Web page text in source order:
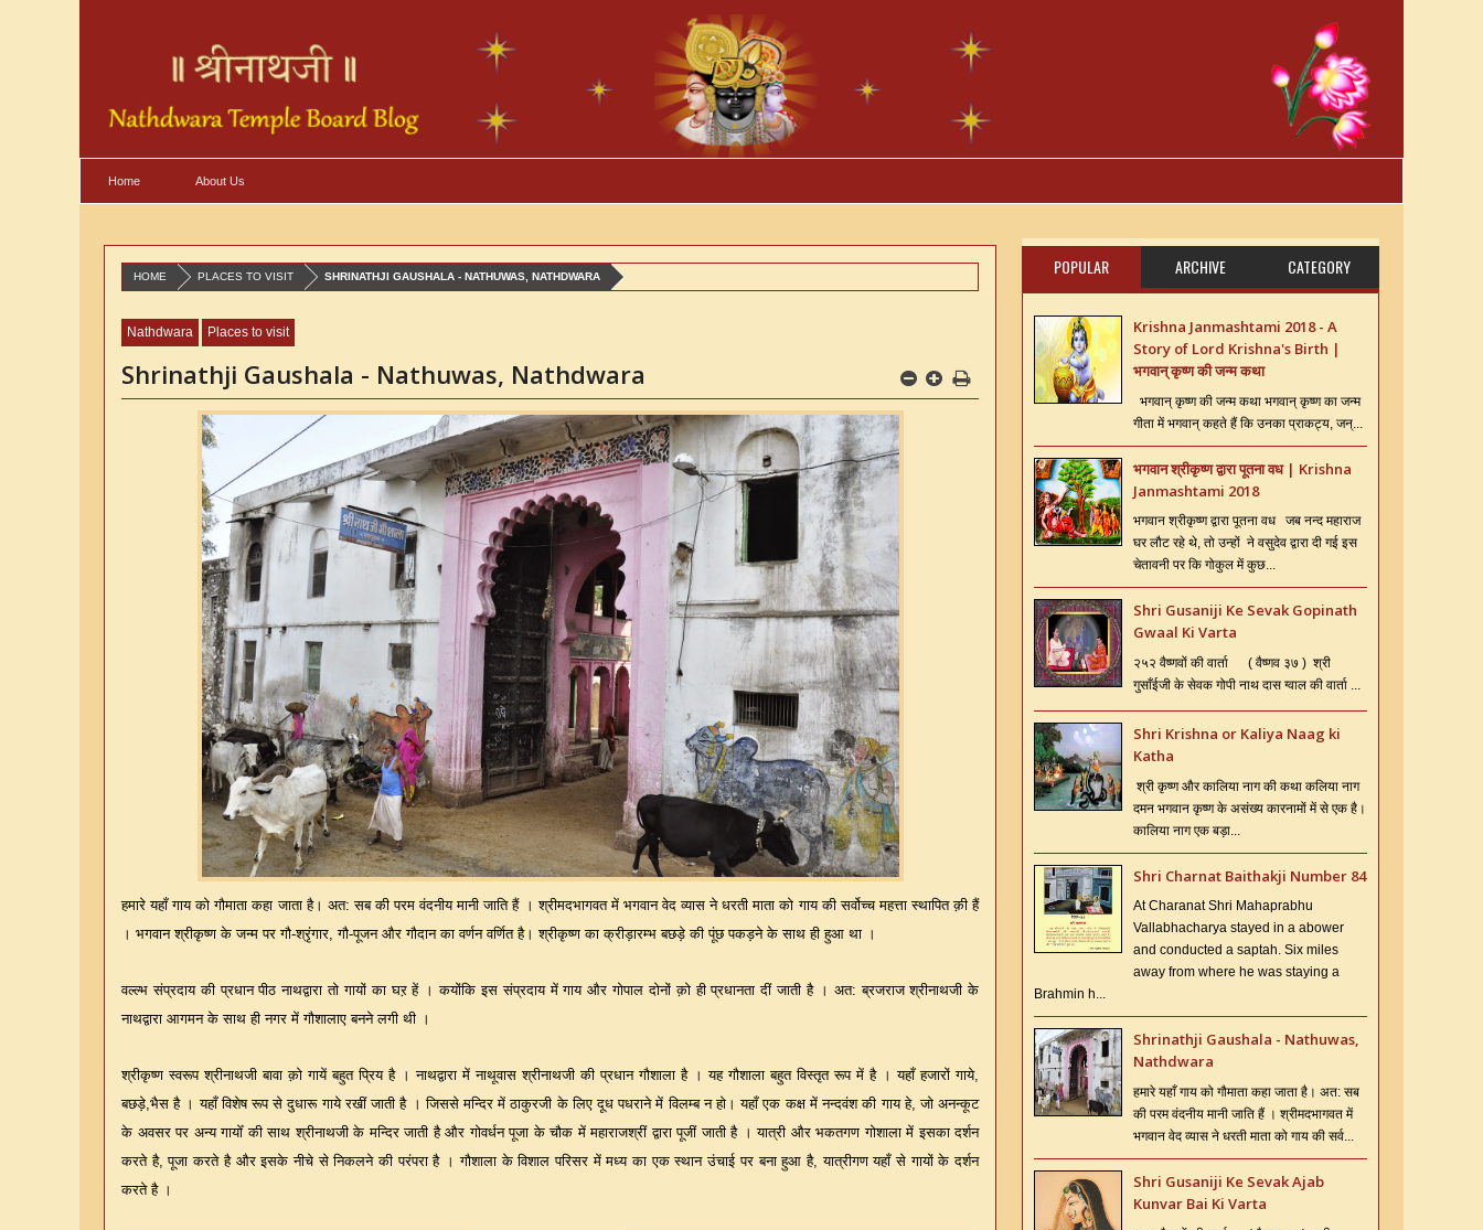
Home About Us
HOME PLACES TO VISIT SHRINATHJI GAUSHALA - NATHUWAS, NATHDWARA
Nathdwara Places to visit
Shrinathji Gaushala - Nathuwas, Nathdwara
हमारे यहाँ गाय को गौमाता कहा जाता है। अत: सब की परम वंदनीय मानी जाति हैं । श्रीमदभागवत में भगवान वेद व्यास ने धरती माता को गाय की सर्वोच्च महत्ता स्थापित क़ी हैं
। भगवान श्रीकृष्ण के जन्म पर गौ-श्रृंगार, गौ-पूजन और गौदान का वर्णन वर्णित है। श्रीकृष्ण का क्रीड़ारम्भ बछड़े की पूंछ पकड़ने के साथ ही हुआ था ।
वल्ल्भ संप्रदाय की प्रधान पीठ नाथद्वारा तो गायों का घऱ हें । कयोंकि इस संप्रदाय में गाय और गोपाल दोनों क़ो ही प्रधानता दीं जाती है । अत:ब्रजराज श्रीनाथजी के
नाथद्वारा आगमन के साथ ही नगर में गौशालाए बनने लगी थी ।
श्रीकृष्ण स्वरूप श्रीनाथजी बावा क़ो गायें बहुत प्रिय है । नाथद्वारा में नाथूवास श्रीनाथजी की प्रधान गौशाला है । यह गौशाला बहुत विस्तृत रूप में है । यहाँ हजारों गाये,
बछड़े,भैस है । यहाँ विशेष रूप से दुधारू गाये रखीं जाती है । जिससे मन्दिर में ठाकुरजी के लिए दूध पधराने में विलम्ब न हो। यहाँ एक कक्ष में नन्दवंश की गाय हे, जो अनन्कूट
के अवसर पर अन्य गायोँ की साथ श्रीनाथजी के मन्दिर जाती है और गोवर्धन पूजा के चौक में महाराजश्रीं द्वारा पूजीं जाती है । यात्री और भकतगण गोशाला में इसका दर्शन
करते है, पूजा करते है और इसके नीचे से निकलने की परंपरा है । गौशाला के विशाल परिसर में मध्य का एक स्थान उंचाई पर बना हुआ है, यात्रीगण यहाँ से गायों के दर्शन
करते है ।
POPULAR ARCHIVE CATEGORY
Krishna Janmashtami 2018 - A
Story of Lord Krishna's Birth |
भगवान् कृष्ण की जन्म कथा
भगवान् कृष्ण की जन्म कथा भगवान् कृष्ण का जन्म
गीता में भगवान् कहते हैं कि उनका प्राकट्य, जन्...
भगवान श्रीकृष्ण द्वारा पूतना वध | Krishna
Janmashtami 2018
भगवान श्रीकृष्ण द्वारा पूतना वध जब नन्द महाराज
घर लौट रहे थे, तो उन्हों ने वसुदेव द्वारा दी गई इस
चेतावनी पर कि गोकुल में कुछ...
Shri Gusaniji Ke Sevak Gopinath
Gwaal Ki Varta
२५२ वैष्णवों की वार्ता ( वैष्णव ३७ ) श्री
गुसाँईजी के सेवक गोपी नाथ दास ग्वाल की वार्ता ...
Shri Krishna or Kaliya Naag ki
Katha
श्री कृष्ण और कालिया नाग की कथा कलिया नाग
दमन भगवान कृष्ण के असंख्य कारनामों में से एक है।
कालिया नाग एक बड़ा...
Shri Charnat Baithakji Number 84
At Charanat Shri Mahaprabhu
Vallabhacharya stayed in a abower
and conducted a saptah. Six miles
away from where he was staying a
Brahmin h...
Shrinathji Gaushala - Nathuwas,
Nathdwara
हमारे यहाँ गाय को गौमाता कहा जाता है। अत: सब
की परम वंदनीय मानी जाति हैं । श्रीमदभागवत में
भगवान वेद व्यास ने धरती माता को गाय की सर्व...
Shri Gusaniji Ke Sevak Ajab
Kunvar Bai Ki Varta